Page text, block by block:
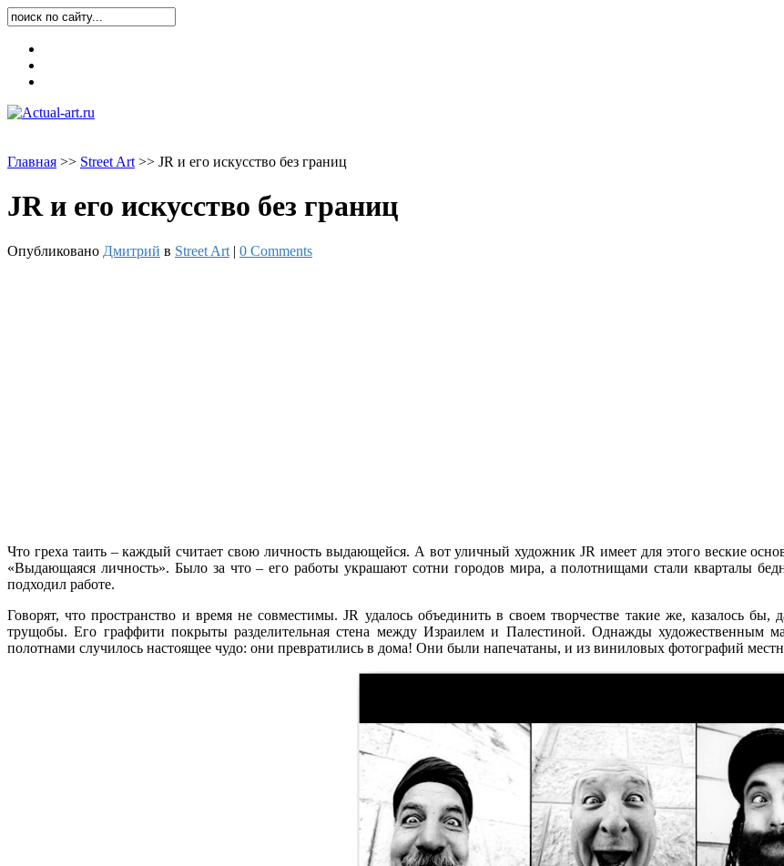
Главная >> Street Art >> JR и его искусство без границ
JR и его искусство без границ
Опубликовано Дмитрий в Street Art | 0 Comments
Что греха таить – каждый считает свою личность выдающейся. А вот уличный художник JR имеет для этого веские
«Выдающаяся личность». Было за что – его работы украшают сотни городов мира, а полотнищами стали кварталы
подходил работе.
Говорят, что пространство и время не совместимы. JR удалось объединить в своем творчестве такие же, казалось бы,
трущобы. Его граффити покрыты разделительная стена между Израилем и Палестиной. Однажды художественным
полотнами случилось настоящее чудо: они превратились в дома! Они были напечатаны, и из виниловых фотографий